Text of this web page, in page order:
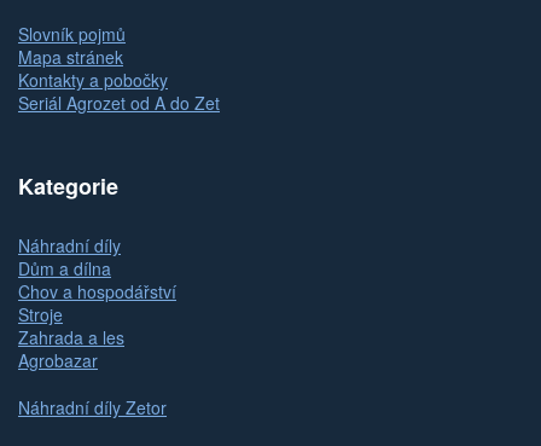
Slovník pojmů
Mapa stránek
Kontakty a pobočky
Seriál Agrozet od A do Zet
Kategorie
Náhradní díly
Dům a dílna
Chov a hospodářství
Stroje
Zahrada a les
Agrobazar
Náhradní díly Zetor